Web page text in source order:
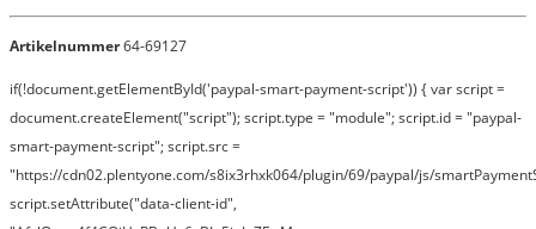
Artikelnummer64-69127
if(!document.getElementById('paypal-smart-payment-script')) { var script =
document.createElement("script"); script.type = "module"; script.id = "paypal-
smart-payment-script"; script.src =
"https://cdn02.plentyone.com/s8ix3rhxk064/plugin/69/paypal/js/
script.setAttribute("data-client-id",